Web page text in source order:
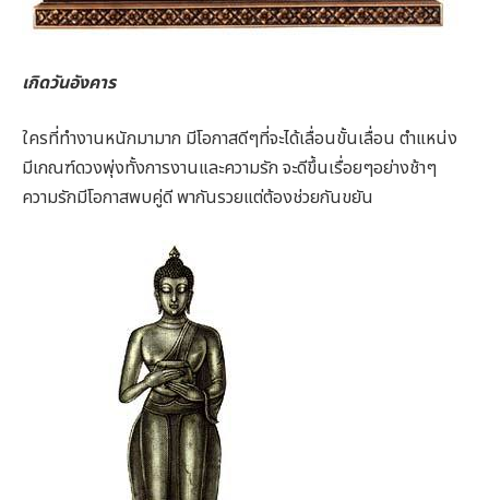
เกิดวันอังคาร
ใครที่ทำงานหนักมามาก มีโอกาสดีๆที่จะได้เลื่อนขั้นเลื่อน ตำแหน่ง
มีเกณฑ์ดวงพุ่งทั้งการงานและความรัก จะดีขึ้นเรื่อยๆอย่างช้าๆ
ความรักมีโอกาสพบคู่ดี พากันรวยแต่ต้องช่วยกันขยัน